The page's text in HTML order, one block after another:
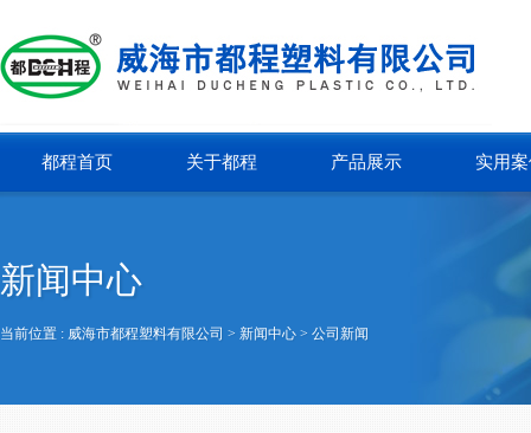
都程首页 关于都程 产品展示 实用
新闻中心
当前位置 : 威海市都程塑料有限公司 > 新闻中心 > 公司新闻